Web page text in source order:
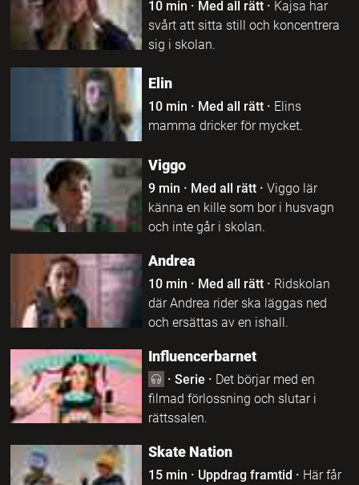
10 min · Med all rätt· Kajsa har
svårt att sitta still och koncentrera
sig i skolan.
Elin
10 min · Med all rätt· Elins
mamma dricker för mycket.
Viggo
9 min · Med all rätt· Viggo lär
känna en kille som bor i husvagn
och inte går i skolan.
Andrea
10 min · Med all rätt· Ridskolan
där Andrea rider ska läggas ned
och ersättas av en ishall.
Influencerbarnet
· Serie · Det börjar med en
filmad förlossning och slutar i
rättssalen.
Skate Nation
15 min · Uppdrag framtid · Här får